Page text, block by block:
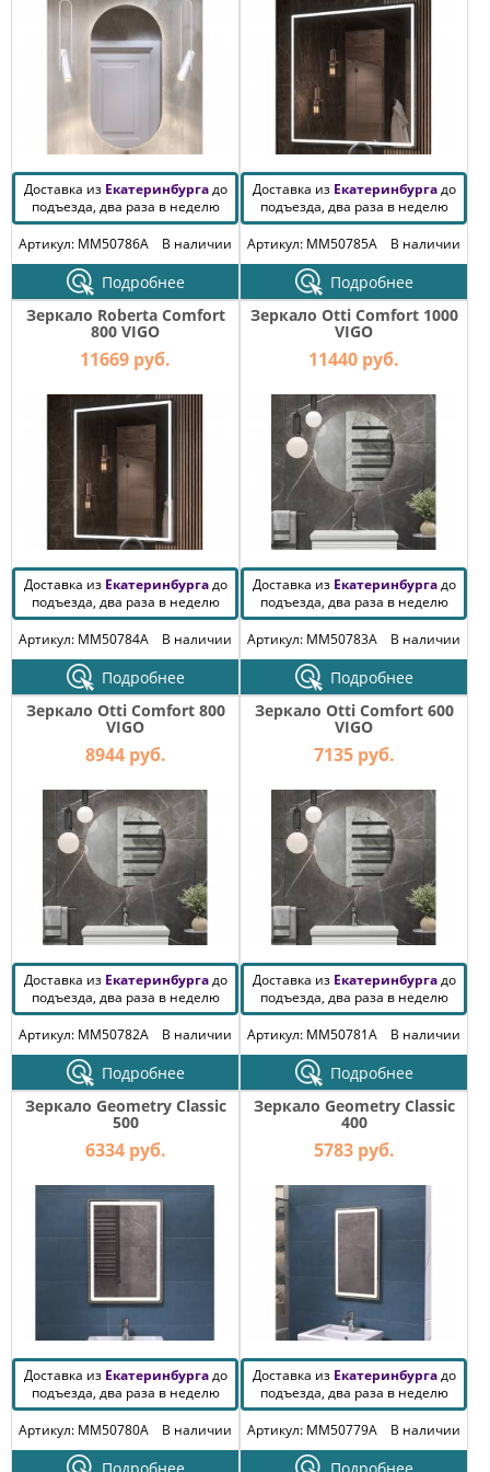
Доставка из Екатеринбургадо
подъезда, два раза в неделю
Артикул: MM50786A
В наличии
Подробнее
Доставка из Екатеринбургадо
подъезда, два раза в неделю
Артикул: MM50785A
В наличии
Подробнее
Зеркало Roberta Comfort
800 VIGO
11669 руб.
Доставка из Екатеринбургадо
подъезда, два раза в неделю
Артикул: MM50784A
В наличии
Подробнее
Зеркало Otti Comfort 1000
VIGO
11440 руб.
Доставка из Екатеринбургадо
подъезда, два раза в неделю
Артикул: MM50783A
В наличии
Подробнее
Зеркало Otti Comfort 800
VIGO
8944 руб.
Доставка из Екатеринбургадо
подъезда, два раза в неделю
Артикул: MM50782A
В наличии
Подробнее
Зеркало Otti Comfort 600
VIGO
7135 руб.
Доставка из Екатеринбургадо
подъезда, два раза в неделю
Артикул: MM50781A
В наличии
Подробнее
Зеркало Geometry Classic
500
6334 руб.
Доставка из Екатеринбургадо
подъезда, два раза в неделю
Артикул: MM50780A
В наличии
Подробнее
Зеркало Geometry Classic
400
5783 руб.
Доставка из Екатеринбургадо
подъезда, два раза в неделю
Артикул: MM50779A
В наличии
Подробнее
КОМОДЫ
ЖУРНАЛЬНЫЕ
СТОЛЫ
СТОЛИКИ
БАНКЕТКИ
И
ДИВАНЧИКИ
САДОВАЯ
МЕБЕЛЬ
ЗЕРКАЛА
ФАБРИКИ